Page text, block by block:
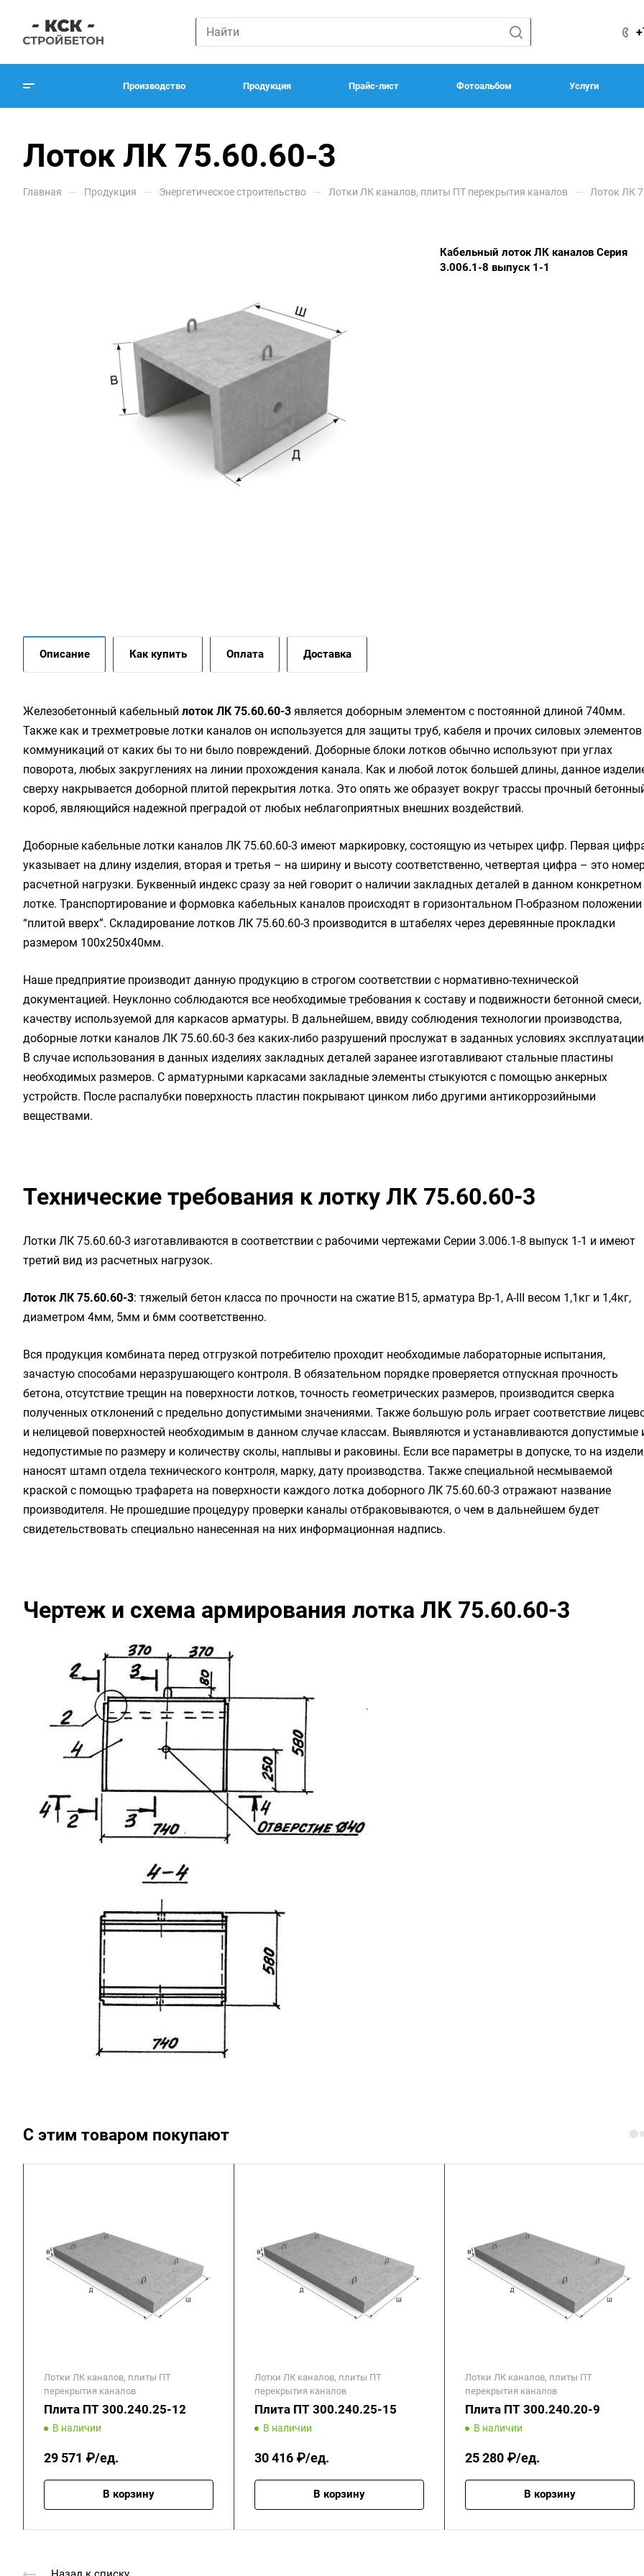
Производство Продукция Прайс-лист Фотоальбом Услуги
Лоток ЛК 75.60.60-3
Главная — Продукция — Энергетическое строительство — Лотки ЛК каналов, плиты ПТ перекрытия каналов — Лоток ЛК
Кабельный лоток ЛК каналов Серия
3.006.1-8 выпуск 1-1
Описание Как купить Оплата Доставка
Жeлeзoбeтoнный кaбeльный лoтoк ЛК 75.60.60-3 является доборным элементом с постоянной длиной 740мм.
Также как и трехметровые лотки каналов он используется для защиты труб, кабеля и прочих силовых элементов
коммуникаций от каких бы то ни было повреждений. Доборные блоки лотков обычно используют при углах
поворота, любых закруглениях на линии прохождения канала. Как и любой лоток большей длины, данное
сверху накрывается доборной плитой перекрытия лотка. Это опять же образует вокруг трассы прочный
короб, являющийся надежной преградой от любых неблагоприятных внешних воздействий.
Доборные кабельные лотки каналов ЛК 75.60.60-3 имеют маркировку, состоящую из четырех цифр. Первая
указывает на длину изделия, вторая и третья – на ширину и высоту соответственно, четвертая цифра – это
расчетной нагрузки. Буквенный индекс сразу за ней говорит о наличии закладных деталей в данном конкретном
лотке. Транспортирование и формовка кабельных каналов происходят в горизонтальном П-образном положении
“плитой вверх”. Складирование лотков ЛК 75.60.60-3 производится в штабелях через деревянные прокладки
размером 100х250х40мм.
Наше предприятие производит данную продукцию в строгом соответствии с нормативно-технической
документацией. Неуклонно соблюдаются все необходимые требования к составу и подвижности бетонной смеси,
качеству используемой для каркасов арматуры. В дальнейшем, ввиду соблюдения технологии производства,
доборные лотки каналов ЛК 75.60.60-3 без каких-либо разрушений прослужат в заданных условиях
В случае использования в данных изделиях закладных деталей заранее изготавливают стальные пластины
необходимых размеров. С арматурными каркасами закладные элементы стыкуются с помощью анкерных
устройств. После распалубки поверхность пластин покрывают цинком либо другими антикоррозийными
веществами.
Технические требования к лотку ЛК 75.60.60-3
Лотки ЛК 75.60.60-3 изготавливаются в соответствии с рабочими чертежами Серии 3.006.1-8 выпуск 1-1 и имеют
третий вид из расчетных нагрузок.
Лоток ЛК 75.60.60-3: тяжелый бетон класса по прочности на сжатие B15, арматура Вр-1, A-III весом 1,1кг и 1,4кг,
диаметром 4мм, 5мм и 6мм соответственно.
Вся продукция комбината перед отгрузкой потребителю проходит необходимые лабораторные испытания,
зачастую способами неразрушающего контроля. В обязательном порядке проверяется отпускная прочность
бетона, отсутствие трещин на поверхности лотков, точность геометрических размеров, производится сверка
полученных отклонений с предельно допустимыми значениями. Также большую роль играет соответствие
и нелицевой поверхностей необходимым в данном случае классам. Выявляются и устанавливаются допустимые
недопустимые по размеру и количеству сколы, наплывы и раковины. Если все параметры в допуске, то на
наносят штамп отдела технического контроля, марку, дату производства. Также специальной несмываемой
краской с помощью трафарета на поверхности каждого лотка доборного ЛК 75.60.60-3 отражают название
производителя. Не прошедшие процедуру проверки каналы отбраковываются, о чем в дальнейшем будет
свидетельствовать специально нанесенная на них информационная надпись.
Чертеж и схема армирования лотка ЛК 75.60.60-3
С этим товаром покупают
Лотки ЛК каналов, плиты ПТ
перекрытия каналов
Плита ПТ 300.240.25-12
В наличии
29 571 ₽/ед.
В корзину
Лотки ЛК каналов, плиты ПТ
перекрытия каналов
Плита ПТ 300.240.25-15
В наличии
30 416 ₽/ед.
В корзину
Лотки ЛК каналов, плиты ПТ
перекрытия каналов
Плита ПТ 300.240.20-9
В наличии
25 280 ₽/ед.
В корзину